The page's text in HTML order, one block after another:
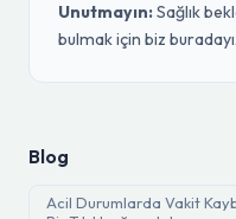
Unutmayın:Sağlık
bulmak için biz
Blog
Acil Durumlarda Vakit